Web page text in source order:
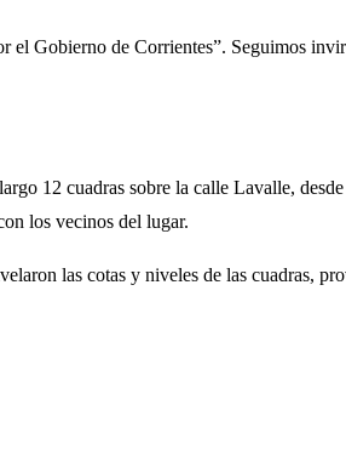
el Gobierno de Corrientes”. Seguimos
12 cuadras sobre la calle Lavalle,
los vecinos del lugar.
las cotas y niveles de las cuadras,